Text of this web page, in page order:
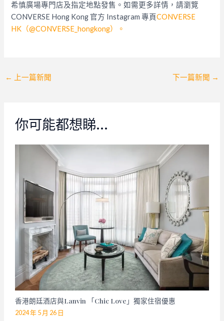
希慎廣場專門店及指定地點發售。如需更多詳情，請瀏覽
CONVERSE Hong Kong 官方 Instagram 專頁CONVERSE
HK（@CONVERSE_hongkong）。
Post
← 上一篇新聞 下一篇新聞 →
你可能都想睇…
香港朗廷酒店與Lanvin 「Chic Love」獨家住宿優惠
2024 年 5 月 26 日